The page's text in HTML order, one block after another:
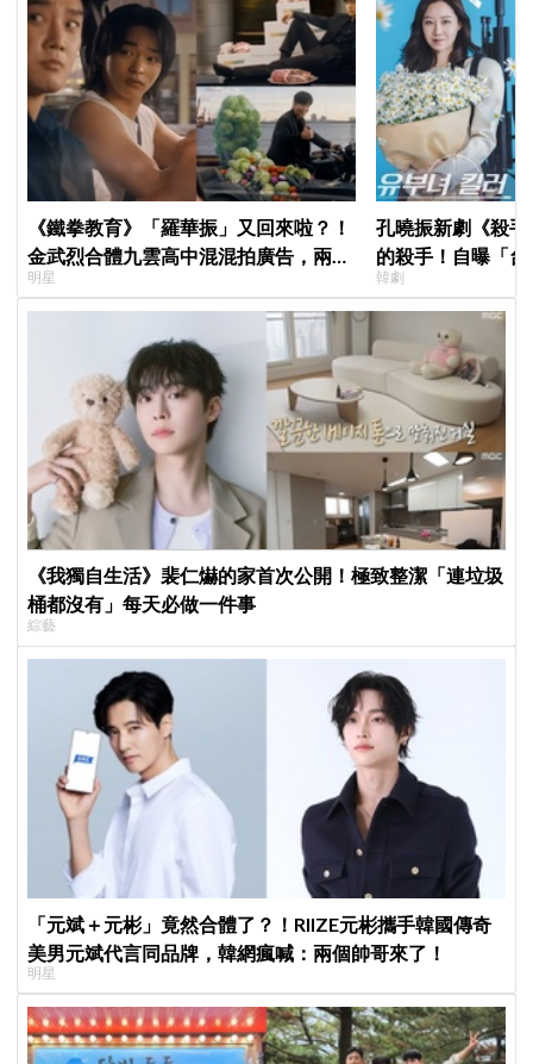
《鐵拳教育》「羅華振」又回來啦？！
金武烈合體九雲高中混混拍廣告，兩人
嚇壞反應笑翻劇迷：根本番外篇！
明星
孔曉振新劇《殺
的殺手！自曝「
小很多XD
韓劇
《我獨自生活》裴仁爀的家首次公開！極致整潔「連垃圾
桶都沒有」每天必做一件事
綜藝
「元斌＋元彬」竟然合體了？！RIIZE元彬攜手韓國傳奇
美男元斌代言同品牌，韓網瘋喊：兩個帥哥來了！
明星